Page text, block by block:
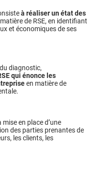
à réaliser un état des
de RSE, en identifiant
et économiques de ses
diagnostic,
qui énonce les
en matière de
mise en place d’une
des parties prenantes de
les clients, les